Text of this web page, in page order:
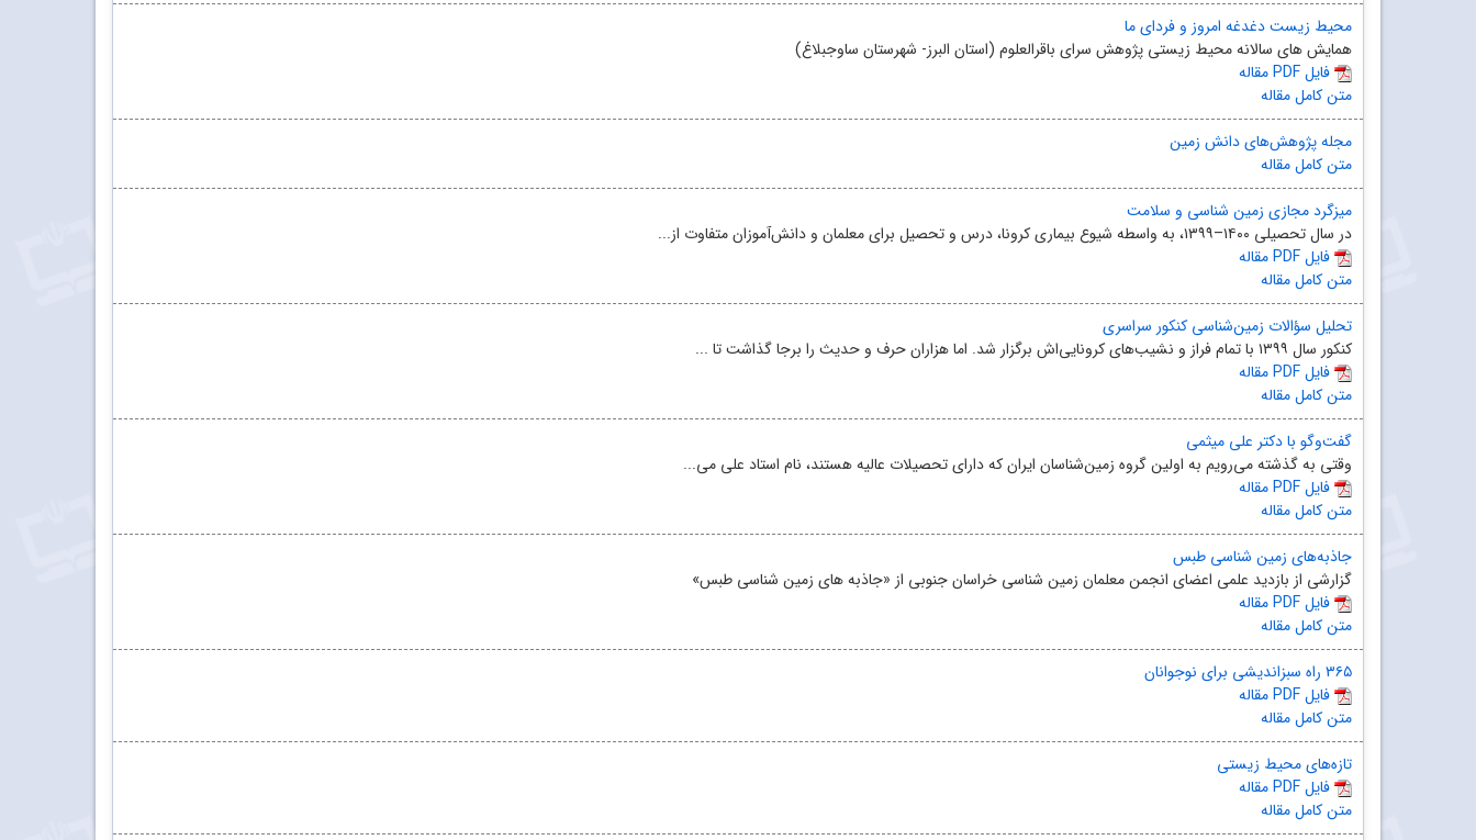
محیط زیست دغدغه امروز و فردای ما
همایش های سالانه محیط زیستی پژوهش سرای باقر‌العلوم (استان البرز- شهرستان ساوجبلاغ)
مقاله PDF فایل
متن کامل مقاله
مجله پژوهش‌های دانش زمین
متن کامل مقاله
میزگرد مجازی زمین شناسی و سلامت
در سال تحصیلی ۱۴۰۰–۱۳۹۹، به واسطه شیوع بیماری کرونا، درس و تحصیل برای معلمان و دانش‌آموزان متفاوت از...
مقاله PDF فایل
متن کامل مقاله
تحلیل سؤالات زمین‌‌شناسی کنکور سراسری
کنکور سال ۱۳۹۹ با تمام فراز و نشیب‌های کرونایی‌اش برگزار شد. اما هزاران حرف و حدیث را برجا گذاشت تا ...
مقاله PDF فایل
متن کامل مقاله
گفت‌‌و‌گو با دکتر علی میثمی
وقتی به گذشته می‌رویم به اولین گروه زمین‌شناسان ایران که دارای تحصیلات عالیه هستند، نام استاد علی می...
مقاله PDF فایل
متن کامل مقاله
جاذبه‌های زمین ‌شناسی طبس
گزارشی از بازدید علمی اعضای انجمن معلمان زمین ‌شناسی خراسان جنوبی از «جاذبه‌ های زمین ‌شناسی طبس»
مقاله PDF فایل
متن کامل مقاله
۳۶۵ راه سبزاندیشی برای نوجوانان
مقاله PDF فایل
متن کامل مقاله
تازه‌‌های محیط‌ زیستی
مقاله PDF فایل
متن کامل مقاله